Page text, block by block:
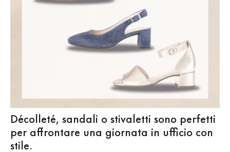
Décolleté, sandali o stivaletti sono perfetti
per affrontare una giornata in ufficio con
stile.